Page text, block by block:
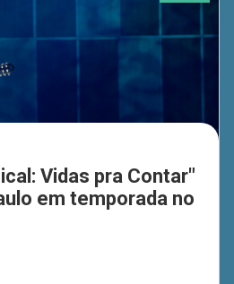
Vidas pra Contar"
em temporada no